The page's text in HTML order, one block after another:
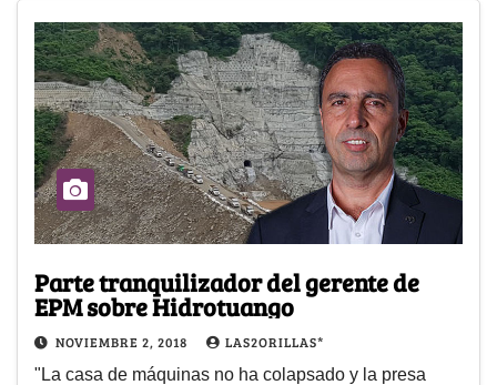
Parte tranquilizador del gerente de
EPM sobre Hidrotuango
NOVIEMBRE 2, 2018 LAS2ORILLAS*
"La casa de máquinas no ha colapsado y la presa